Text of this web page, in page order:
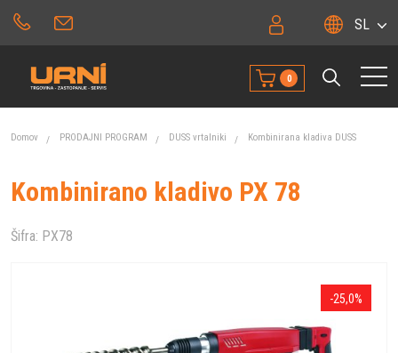
SL
0
Domov PRODAJNI PROGRAM DUSS vrtalniki Kombinirana kladiva DUSS
Kombinirano kladivo PX 78
Šifra: PX78
-25,0%